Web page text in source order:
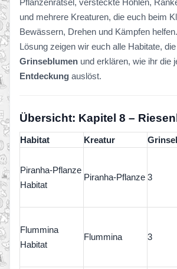
Pflanzenrätsel, versteckte Höhlen,
und mehrere Kreaturen, die euch beim
Bewässern, Drehen und Kämpfen
Lösung zeigen wir euch alle Habitate,
Grinseblumen und erklären, wie ihr die
Entdeckung auslöst.
Übersicht: Kapitel 8 –
Habitat Kreatur
Piranha-Pflanze
Habitat
Piranha-Pflanze 3
Flummina
Habitat
Flummina 3